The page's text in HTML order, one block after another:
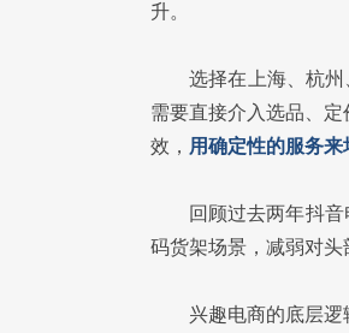
升。
选择在上海、杭
需要直接介入选品、
效， 用确定性的服务
回顾过去两年抖
码货架场景，减弱对
兴趣电商的底层